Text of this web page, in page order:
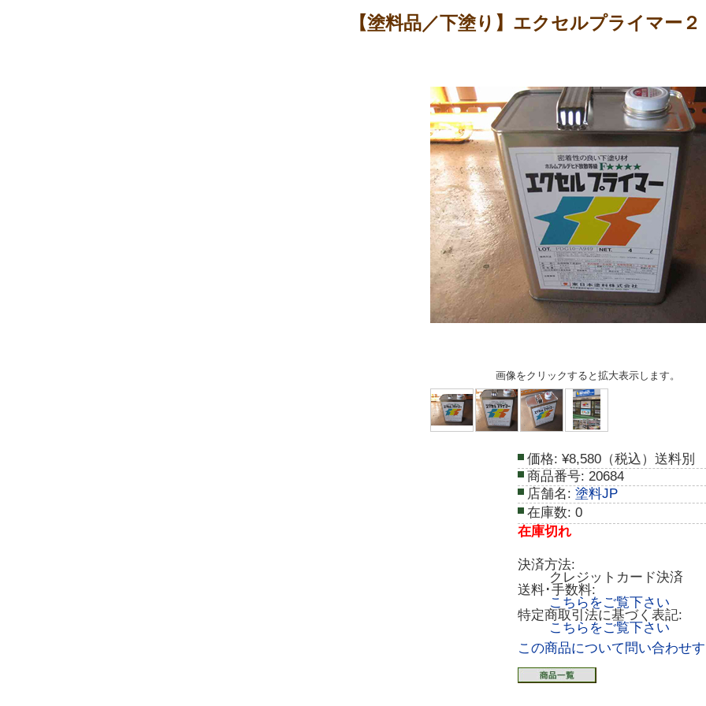
【塗料品／下塗り】エクセルプライマー
画像をクリックすると拡大表示します。
価格: ¥8,580（税込）送料別
商品番号: 20684
店舗名: 塗料JP
在庫数: 0
在庫切れ
決済方法:
クレジットカード決済
送料･手数料:
こちらをご覧下さい
特定商取引法に基づく表記:
こちらをご覧下さい
この商品について問い合わせ